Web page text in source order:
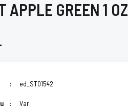
APPLE GREEN 1 OZ
ed_ST01542
Var